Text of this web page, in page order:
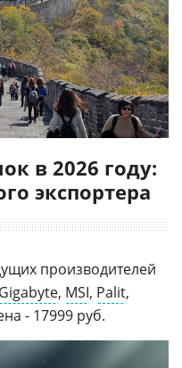
в 2026 году:
экспортера
производителей
Gigabyte, MSI, Palit,
- 17999 руб.